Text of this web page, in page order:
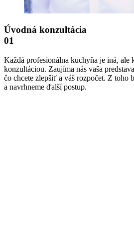
Úvodná konzultácia
01
Každá profesionálna kuchyňa je iná, ale
konzultáciou. Zaujíma nás vaša
čo chcete zlepšiť a váš rozpočet. Z toho
a navrhneme ďalší postup.